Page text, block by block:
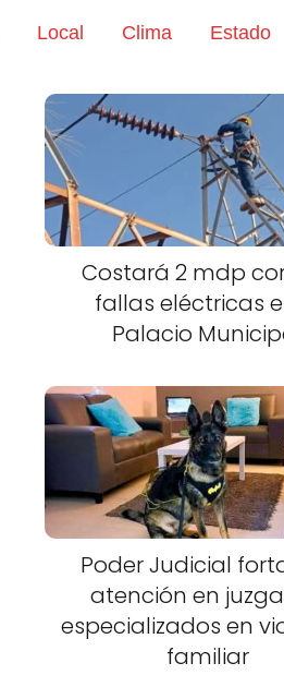
Local Clima Estado
Costará 2 mdp
fallas eléctricas
Palacio
Poder Judicial
atención en
especializados en
familiar